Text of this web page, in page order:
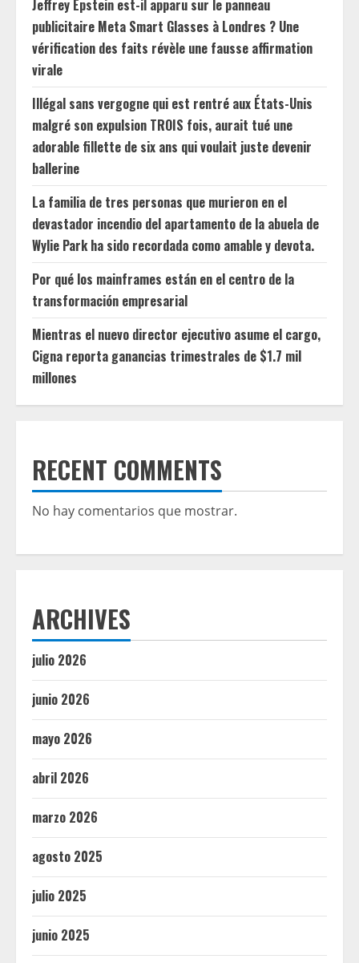
Jeffrey Epstein est-il apparu sur le panneau
publicitaire Meta Smart Glasses à Londres ? Une
vérification des faits révèle une fausse affirmation
virale
Illégal sans vergogne qui est rentré aux États-Unis
malgré son expulsion TROIS fois, aurait tué une
adorable fillette de six ans qui voulait juste devenir
ballerine
La familia de tres personas que murieron en el
devastador incendio del apartamento de la abuela de
Wylie Park ha sido recordada como amable y devota.
Por qué los mainframes están en el centro de la
transformación empresarial
Mientras el nuevo director ejecutivo asume el cargo,
Cigna reporta ganancias trimestrales de $1.7 mil
millones
RECENT COMMENTS
No hay comentarios que mostrar.
ARCHIVES
julio 2026
junio 2026
mayo 2026
abril 2026
marzo 2026
agosto 2025
julio 2025
junio 2025